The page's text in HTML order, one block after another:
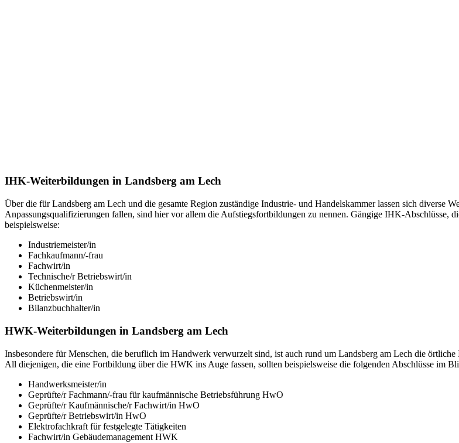
IHK-Weiterbildungen in Landsberg am Lech
Über die für Landsberg am Lech und die gesamte Region zuständige Industrie- und Handelskammer lassen sich diverse
Anpassungsqualifizierungen fallen, sind hier vor allem die Aufstiegsfortbildungen zu nennen. Gängige IHK-Abschlüsse,
beispielsweise:
Industriemeister/in
Fachkaufmann/-frau
Fachwirt/in
Technische/r Betriebswirt/in
Küchenmeister/in
Betriebswirt/in
Bilanzbuchhalter/in
HWK-Weiterbildungen in Landsberg am Lech
Insbesondere für Menschen, die beruflich im Handwerk verwurzelt sind, ist auch rund um Landsberg am Lech die
All diejenigen, die eine Fortbildung über die HWK ins Auge fassen, sollten beispielsweise die folgenden Abschlüsse im
Handwerksmeister/in
Geprüfte/r Fachmann/-frau für kaufmännische Betriebsführung HwO
Geprüfte/r Kaufmännische/r Fachwirt/in HwO
Geprüfte/r Betriebswirt/in HwO
Elektrofachkraft für festgelegte Tätigkeiten
Fachwirt/in Gebäudemanagement HWK